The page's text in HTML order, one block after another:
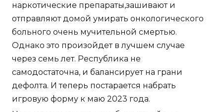
наркотические препараты,зашивают и
отправляют домой умирать онкологического
больного очень мучительной смертью.
Однако это произойдет в лучшем случае
через семь лет. Республика не
самодостаточна, и балансирует на грани
дефолта. И теперь постарается набрать
игровую форму к маю 2023 года.